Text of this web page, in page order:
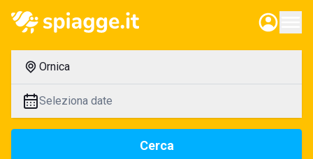
Ornica
Seleziona date
Cerca